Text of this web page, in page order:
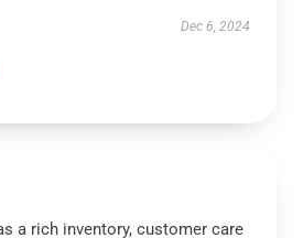
Dec 6, 2024
a rich inventory, customer care